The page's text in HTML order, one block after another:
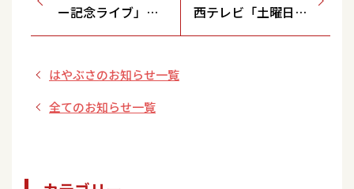
ー記念ライブ」ゲ
スト決定！
チケット発売開
始！
西テレビ「土曜日も
よ～いドン！～とな
はやぶさのお知らせ一覧
全てのお知らせ一覧